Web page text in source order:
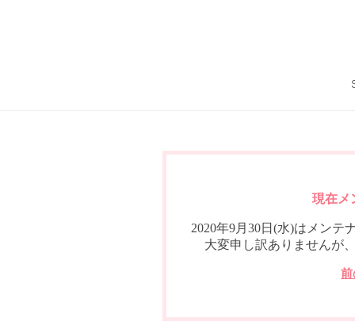
現在メ
2020年9月30日(水)はメンテ
大変申し訳ありませんが
前